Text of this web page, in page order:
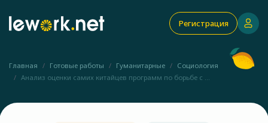
Регистрация
Главная Готовые работы Гуманитарные
Социология
Анализ оценки самих китайцев программ по борьбе с ...